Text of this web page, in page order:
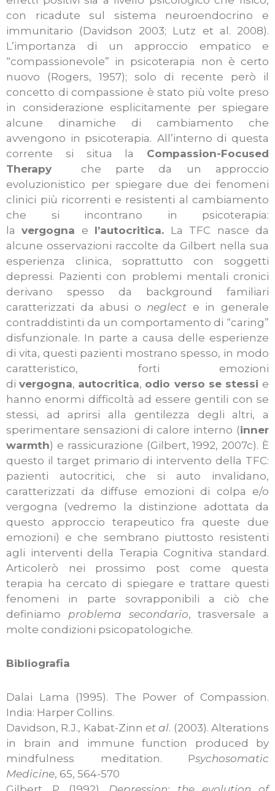
con ricadute sul sistema neuroendocrino e
immunitario (Davidson 2003; Lutz et al. 2008).
L’importanza di un approccio empatico e
“compassionevole” in psicoterapia non è certo
nuovo (Rogers, 1957); solo di recente però il
concetto di compassione è stato più volte preso
in considerazione esplicitamente per spiegare
alcune dinamiche di cambiamento che
avvengono in psicoterapia. All’interno di questa
corrente si situa la Compassion-Focused
Therapy
che parte da un approccio
evoluzionistico per spiegare due dei fenomeni
clinici più ricorrenti e resistenti al cambiamento
che si incontrano in psicoterapia:
lavergogna e l’autocritica. La TFC nasce da
alcune osservazioni raccolte da Gilbert nella sua
esperienza clinica, soprattutto con soggetti
depressi. Pazienti con problemi mentali cronici
derivano spesso da background familiari
caratterizzati da abusi o neglect e in generale
contraddistinti da un comportamento di “caring”
disfunzionale. In parte a causa delle esperienze
di vita, questi pazienti mostrano spesso, in modo
caratteristico, forti emozioni
divergogna, autocritica, odio verso se stessi e
hanno enormi difficoltà ad essere gentili con se
stessi, ad aprirsi alla gentilezza degli altri, a
sperimentare sensazioni di calore interno (inner
warmth) e rassicurazione (Gilbert, 1992, 2007c). È
questo il target primario di intervento della TFC:
pazienti autocritici, che si auto invalidano,
caratterizzati da diffuse emozioni di colpa e/o
vergogna (vedremo la distinzione adottata da
questo approccio terapeutico fra queste due
emozioni) e che sembrano piuttosto resistenti
agli interventi della Terapia Cognitiva standard.
Articolerò nei prossimo post come questa
terapia ha cercato di spiegare e trattare questi
fenomeni in parte sovrapponibili a ciò che
definiamo problema secondario, trasversale a
molte condizioni psicopatologiche.
Bibliografia
Dalai Lama (1995). The Power of Compassion.
India: Harper Collins.
Davidson, R.J., Kabat-Zinn et al. (2003). Alterations
in brain and immune function produced by
mindfulness meditation. Psychosomatic
Medicine, 65, 564-570